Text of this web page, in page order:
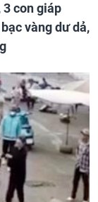
con giáp
vàng dư dả,